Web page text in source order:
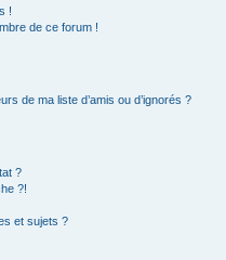
!
de ce forum !
de ma liste d’amis ou d’ignorés ?
?
?!
et sujets ?